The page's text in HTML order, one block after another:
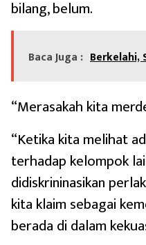
bilang, belum.
Baca Juga : Berkelahi,
“Merasakah kita
“Ketika kita melihat
terhadap kelompok
didiskrininasikan
kita klaim sebagai
berada di dalam